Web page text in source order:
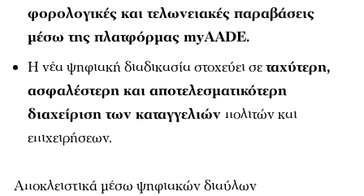
φορολογικές και τελωνειακές παραβάσεις
μέσω της πλατφόρμας myAADE.
Η νέα ψηφιακή διαδικασία στοχεύει σεταχύτερη,
ασφαλέστερη και αποτελεσματικότερη
διαχείριση των καταγγελιών πολιτών και
επιχειρήσεων.
Αποκλειστικά μέσω ψηφιακών διαύλων